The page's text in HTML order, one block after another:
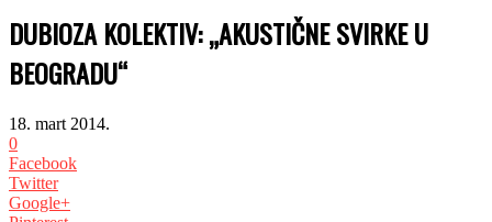
DUBIOZA KOLEKTIV: „AKUSTIČNE SVIRKE U
BEOGRADU“
18. mart 2014.
0
Facebook
Twitter
Google+